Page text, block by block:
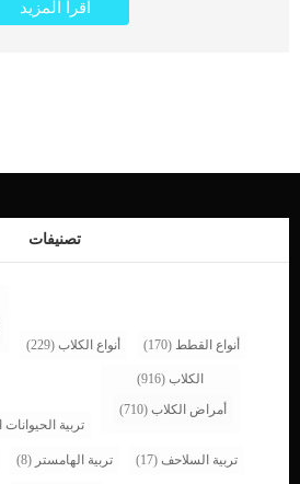
متلازمة هورنر. هناك العديد والعديد من الاسباب التى
معا فى هذا المقال. تتميز هذه الحالة بتدلي العين ، أو
اقرأ المزيد
تصنيفات
أنواع القطط (170) أنواع الكلاب (229)
الكلاب (916)
أمراض الكلاب (710)
تربية
تربية السلاحف (17) تربية الهامستر (8)